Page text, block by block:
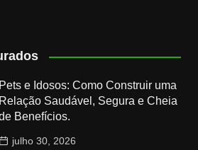
Pets e Idosos: Como Construir uma
Relação Saudável, Segura e Cheia
Benefícios.
julho 30, 2026